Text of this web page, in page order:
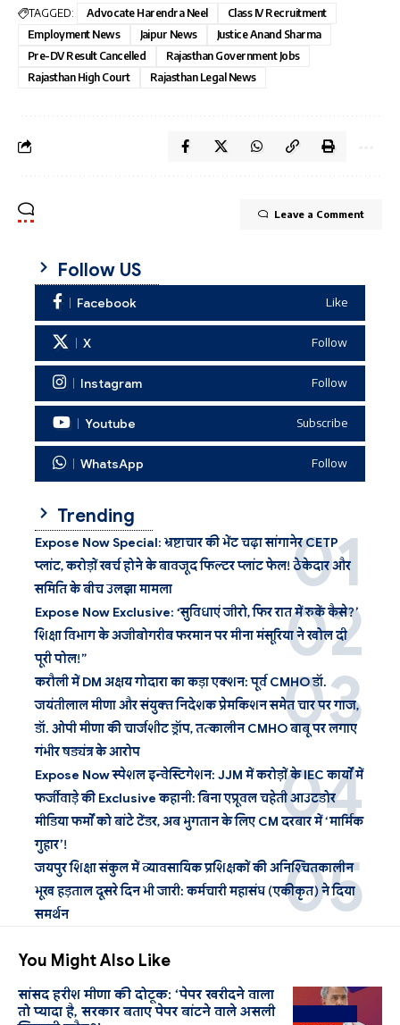
TAGGED: Advocate Harendra Neel
Class IV Recruitment
Employment News
Jaipur News
Justice Anand Sharma
Pre-DV Result Cancelled
Rajasthan Government Jobs
Rajasthan High Court
Rajasthan Legal News
Leave a Comment
Follow US
Facebook Like
X Follow
Instagram Follow
Youtube Subscribe
WhatsApp Follow
Trending
Expose Now Special: भ्रष्टाचार की भेंट चढ़ा सांगानेर CETP
प्लांट, करोड़ों खर्च होने के बावजूद फिल्टर प्लांट फेल! ठेकेदार और
समिति के बीच उलझा मामला
Expose Now Exclusive: ‘सुविधाएं जीरो, फिर रात में रुकें कैसे?’
शिक्षा विभाग के अजीबोगरीब फरमान पर मीना मंसूरिया ने खोल दी
पूरी पोल!”
करौली में DM अक्षय गोदारा का कड़ा एक्शन: पूर्व CMHO डॉ.
जयंतीलाल मीणा और संयुक्त निदेशक प्रेमकिशन समेत चार पर गाज,
डॉ. ओपी मीणा की चार्जशीट ड्रॉप, तत्कालीन CMHO बाबू पर लगाए
गंभीर षड्यंत्र के आरोप
Expose Now स्पेशल इन्वेस्टिगेशन: JJM में करोड़ों के IEC कार्यों में
फर्जीवाड़े की Exclusive कहानी: बिना एप्रूवल चहेती आउटडोर
मीडिया फर्मों को बांटे टेंडर, अब भुगतान के लिए CM दरबार में ‘मार्मिक
गुहार’!
जयपुर शिक्षा संकुल में व्यावसायिक प्रशिक्षकों की अनिश्चितकालीन
भूख हड़ताल दूसरे दिन भी जारी: कर्मचारी महासंघ (एकीकृत) ने दिया
समर्थन
You Might Also Like
सांसद हरीश मीणा की दोटूक: ‘पेपर खरीदने वाला
तो प्यादा है, सरकार बताए पेपर बांटने वाले असली